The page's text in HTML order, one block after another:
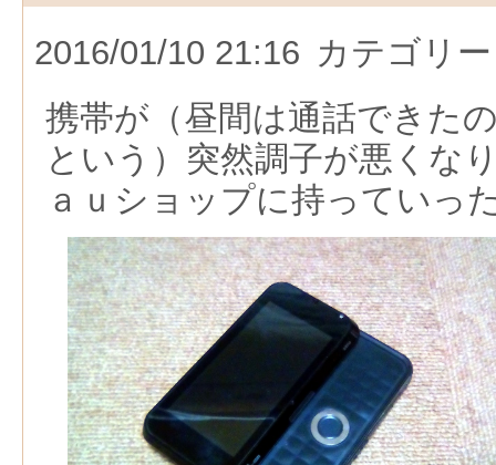
2016/01/10 21:16 カテゴリ
携帯が（昼間は通話できた
という）突然調子が悪くな
ａｕショップに持っていっ